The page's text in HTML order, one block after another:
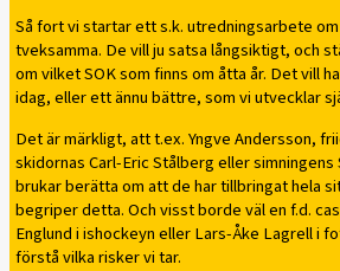
Så fort vi startar ett s.k. utredningsarbete
tveksamma. De vill ju satsa långsiktigt, och
om vilket SOK som finns om åtta år. Det vill
idag, eller ett ännu bättre, som vi utvecklar
Det är märkligt, att t.ex. Yngve Andersson,
skidornas Carl-Eric Stålberg eller simningens
brukar berätta om att de har tillbringat hela
begriper detta. Och visst borde väl en f.d.
Englund i ishockeyn eller Lars-Åke Lagrell i
förstå vilka risker vi tar.